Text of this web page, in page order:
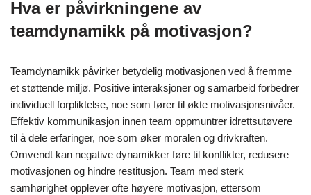
Hva er påvirkningene av
teamdynamikk på motivasjon?
Teamdynamikk påvirker betydelig motivasjonen ved å fremme
et støttende miljø. Positive interaksjoner og samarbeid forbedrer
individuell forpliktelse, noe som fører til økte motivasjonsnivåer.
Effektiv kommunikasjon innen team oppmuntrer idrettsutøvere
til å dele erfaringer, noe som øker moralen og drivkraften.
Omvendt kan negative dynamikker føre til konflikter, redusere
motivasjonen og hindre restitusjon. Team med sterk
samhørighet opplever ofte høyere motivasjon, ettersom